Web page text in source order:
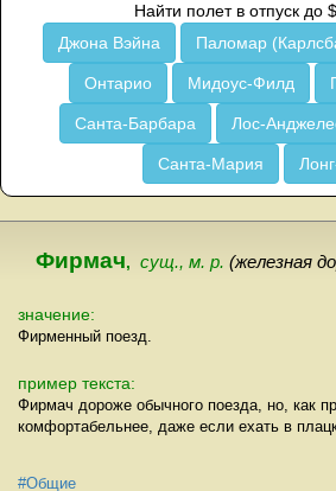
Найти полет в отпуск до
Джона Вэйна
Паломар
Онтарио Мидоус-Филд
Санта-Барбара Лос-
Санта-Мария
Фирмач, сущ., м. р. (железная
значение:
Фирменный поезд.
пример текста:
Фирмач дороже обычного поезда, но, как
комфортабельнее, даже если ехать в
#Общие